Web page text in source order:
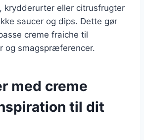
eller citrusfrugter
saucer og dips. Dette gør
creme fraiche til
og smagspræferencer.
med creme
til dit